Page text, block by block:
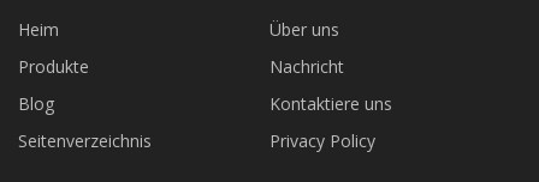
Heim
Über uns
Produkte
Nachricht
Blog
Kontaktiere uns
Seitenverzeichnis
Privacy Policy